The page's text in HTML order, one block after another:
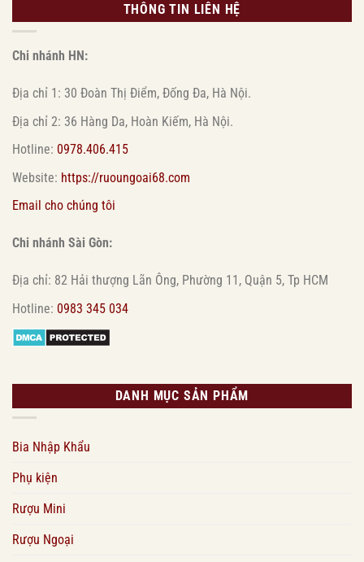
THÔNG TIN LIÊN HỆ
Chi nhánh HN:
Địa chỉ 1: 30 Đoàn Thị Điểm, Đống Đa, Hà Nội.
Địa chỉ 2: 36 Hàng Da, Hoàn Kiếm, Hà Nội.
Hotline: 0978.406.415
Website: https://ruoungoai68.com
Email cho chúng tôi
Chi nhánh Sài Gòn:
Địa chỉ: 82 Hải thượng Lãn Ông, Phường 11, Quận 5, Tp HCM
Hotline: 0983 345 034
DANH MỤC SẢN PHẨM
Bia Nhập Khẩu
Phụ kiện
Rượu Mini
Rượu Ngoại